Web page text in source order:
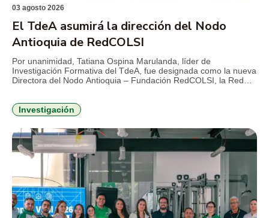
03 agosto 2026
El TdeA asumirá la dirección del Nodo
Antioquia de RedCOLSI
Por unanimidad, Tatiana Ospina Marulanda, líder de
Investigación Formativa del TdeA, fue designada como la nueva
Directora del Nodo Antioquia – Fundación RedCOLSI, la Red
Institución Universitaria asume la máxima coordinación
estratégica en la región. La […]
Investigación